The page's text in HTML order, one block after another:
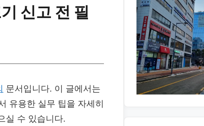
신고 전 필
문서입니다. 이 글에서는
유용한 실무 팁을 자세히
실 수 있습니다.